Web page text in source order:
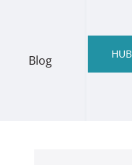
Blog